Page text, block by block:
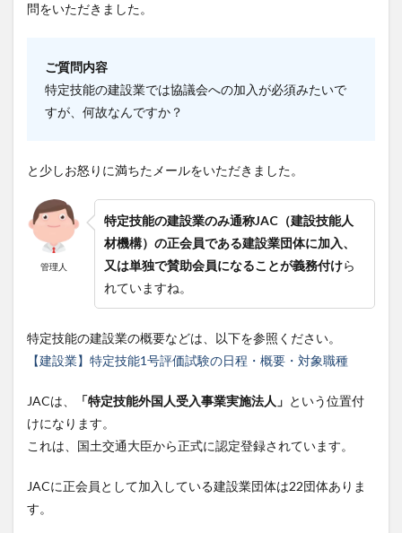
問をいただきました。
ご質問内容
特定技能の建設業では協議会への加入が必須みたいで
すが、何故なんですか？
と少しお怒りに満ちたメールをいただきました。
管理人
特定技能の建設業のみ通称JAC（建設技能人
材機構）の正会員である建設業団体に加入、
又は単独で賛助会員になることが義務付けら
れていますね。
特定技能の建設業の概要などは、以下を参照ください。
【建設業】特定技能1号評価試験の日程・概要・対象職種
JACは、 「特定技能外国人受入事業実施法人」 という位置付
けになります。
これは、国土交通大臣から正式に認定登録されています。
JACに正会員として加入している建設業団体は22団体ありま
す。